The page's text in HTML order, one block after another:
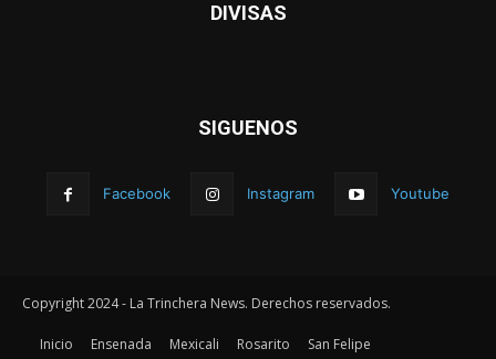
DIVISAS
SIGUENOS
Facebook Instagram Youtube
Copyright 2024 - La Trinchera News. Derechos reservados.
Inicio Ensenada Mexicali Rosarito
San Felipe